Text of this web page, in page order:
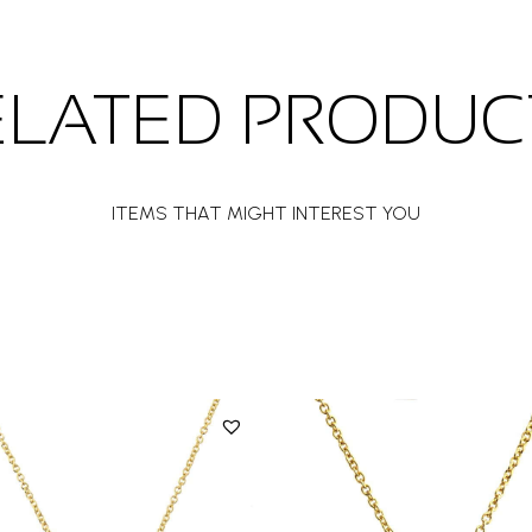
ITEMS THAT MIGHT INTEREST YOU